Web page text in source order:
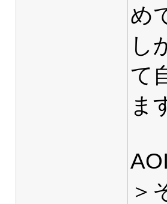
め
し
て
ま
＞